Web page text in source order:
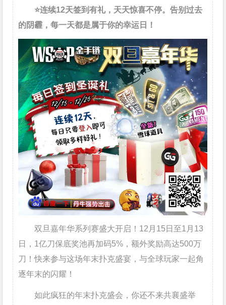
⭐连续12天签到有礼，天天惊喜不停。告别过去
的阴霾，每一天都是属于你的幸运日！
双旦嘉年华系列赛盛大开启！12月15日至1月13
日，1亿刀保底奖池再加码5%，额外奖励高达500万
刀！快来参与这场年末扑克盛宴，与全球玩家一起角
逐年末的闪耀！
如此疯狂的年末扑克盛会，你还不来共襄盛举